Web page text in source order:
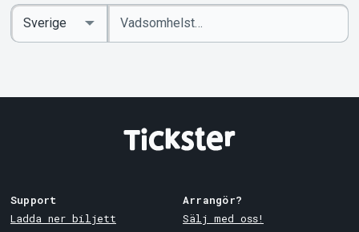
Ange
sökord
Select
Country
Support
Ladda ner biljett
Arrangör?
Sälj med oss!